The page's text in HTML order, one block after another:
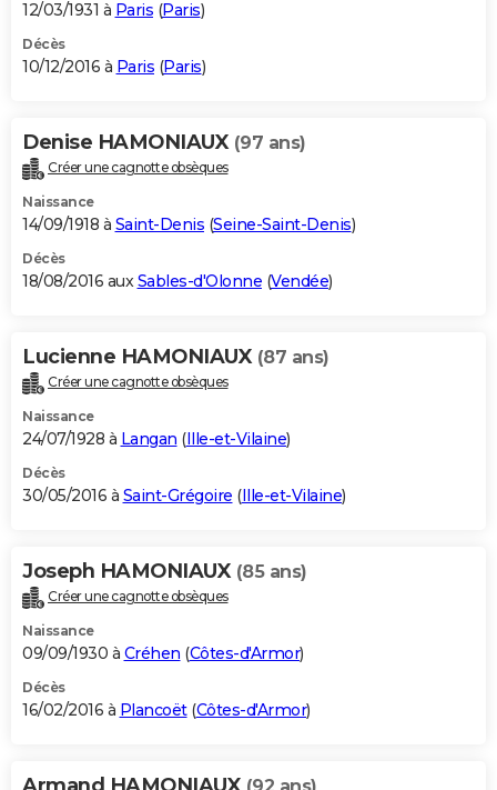
12/03/1931 à Paris (Paris)
Décès
10/12/2016 à Paris (Paris)
Denise HAMONIAUX (97 ans)
Créer une cagnotte obsèques
Naissance
14/09/1918 à Saint-Denis (Seine-Saint-Denis)
Décès
18/08/2016 auxSables-d'Olonne (Vendée)
Lucienne HAMONIAUX (87 ans)
Créer une cagnotte obsèques
Naissance
24/07/1928 à Langan (Ille-et-Vilaine)
Décès
30/05/2016 à Saint-Grégoire (Ille-et-Vilaine)
Joseph HAMONIAUX (85 ans)
Créer une cagnotte obsèques
Naissance
09/09/1930 à Créhen (Côtes-d'Armor)
Décès
16/02/2016 à Plancoët(Côtes-d'Armor)
(92 ans)